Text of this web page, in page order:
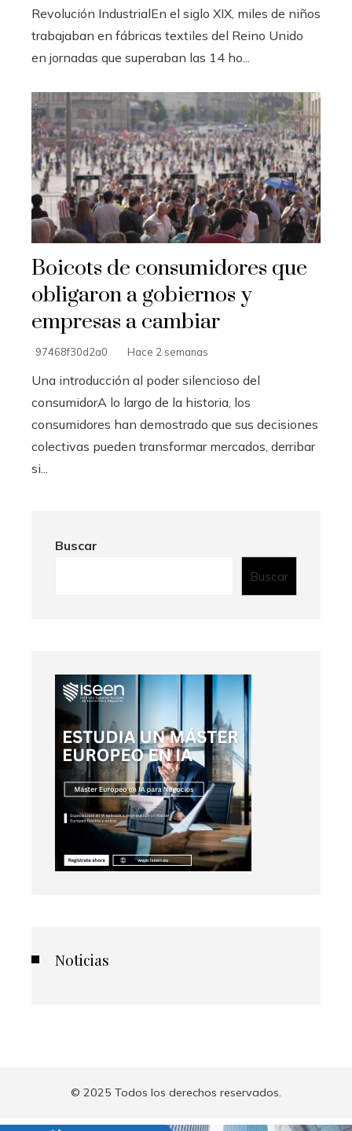
Revolución IndustrialEn el siglo XIX, miles de niños
trabajaban en fábricas textiles del Reino Unido
en jornadas que superaban las 14 ho...
Boicots de consumidores que
obligaron a gobiernos y
empresas a cambiar
97468f30d2a0 Hace 2 semanas
Una introducción al poder silencioso del
consumidorA lo largo de la historia, los
consumidores han demostrado que sus decisiones
colectivas pueden transformar mercados, derribar
si...
Buscar
Buscar
Noticias
© 2025 Todos los derechos reservados.